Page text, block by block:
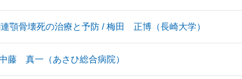
顎骨壊死の治療と予防 / 梅田 正博（長崎大学）
藤 真一（あさひ総合病院）